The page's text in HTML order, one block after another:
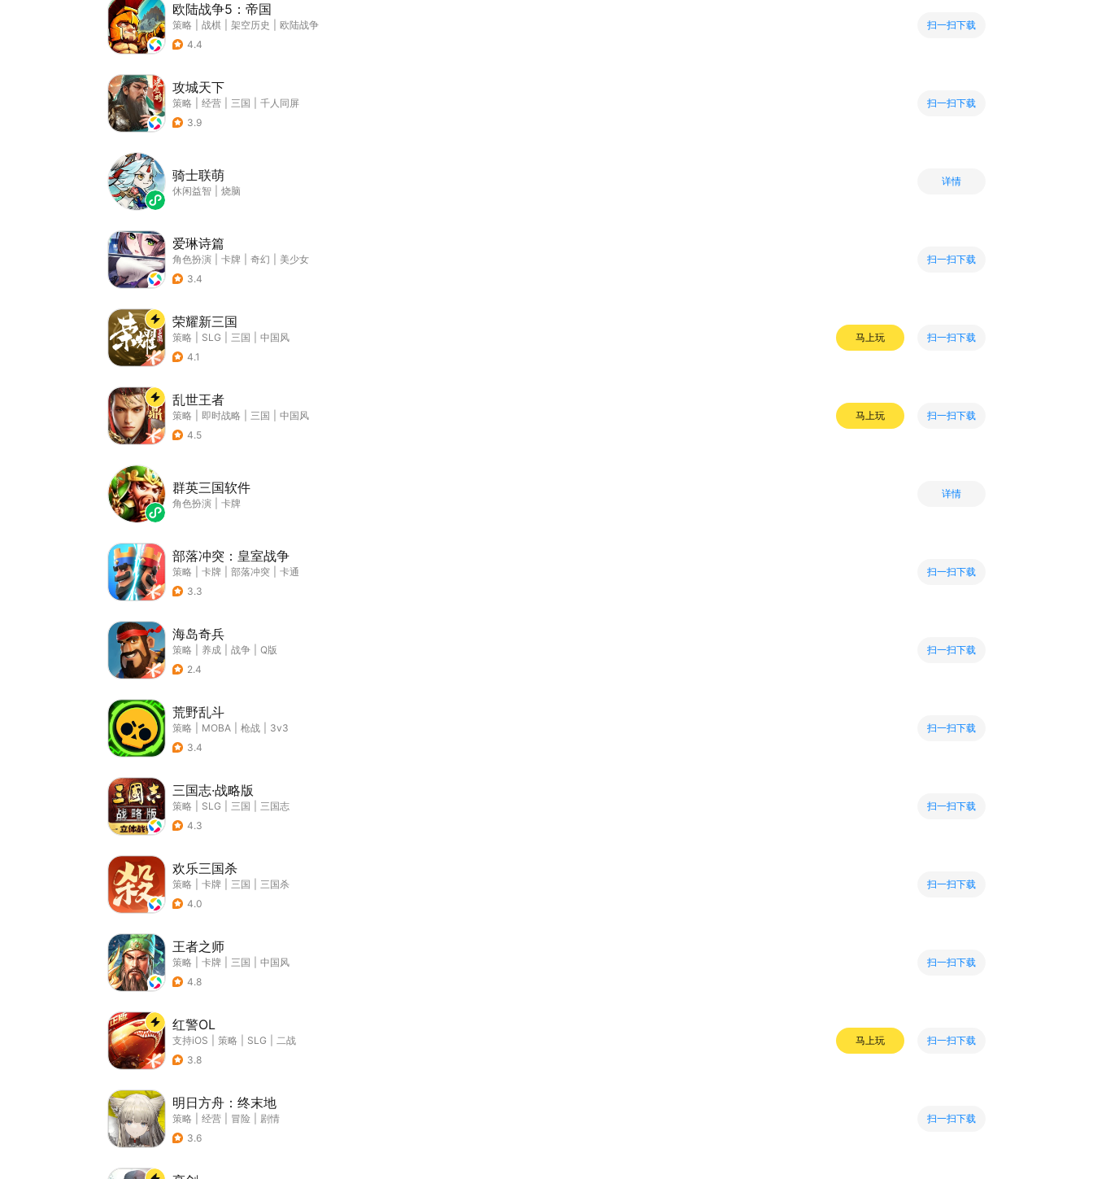
欧陆战争5：帝国
策略 战棋 架空历史
欧陆战争
4.4
扫一扫下载
攻城天下
策略 经营 三国
千人同屏
3.9
扫一扫下载
骑士联萌
休闲益智 烧脑
详情
爱琳诗篇
角色扮演 卡牌 奇幻
美少女
3.4
扫一扫下载
荣耀新三国
策略 SLG 三国
中国风
4.1
马上玩 扫一扫下载
乱世王者
策略 即时战略 三国
中国风
4.5
马上玩 扫一扫下载
群英三国软件
角色扮演 卡牌
详情
部落冲突：皇室战争
策略 卡牌 部落冲突
卡通
3.3
扫一扫下载
海岛奇兵
策略 养成 战争
Q版
2.4
扫一扫下载
荒野乱斗
策略 MOBA 枪战
3v3
3.4
扫一扫下载
三国志·战略版
策略 SLG 三国
三国志
4.3
扫一扫下载
欢乐三国杀
策略 卡牌 三国
三国杀
4.0
扫一扫下载
王者之师
策略 卡牌 三国
中国风
4.8
扫一扫下载
红警OL
支持iOS 策略 SLG
二战
3.8
马上玩 扫一扫下载
明日方舟：终末地
策略 经营 冒险
剧情
3.6
扫一扫下载